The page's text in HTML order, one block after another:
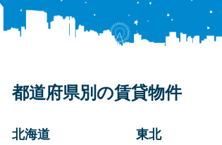
都道府県別の賃貸物件
北海道 東北